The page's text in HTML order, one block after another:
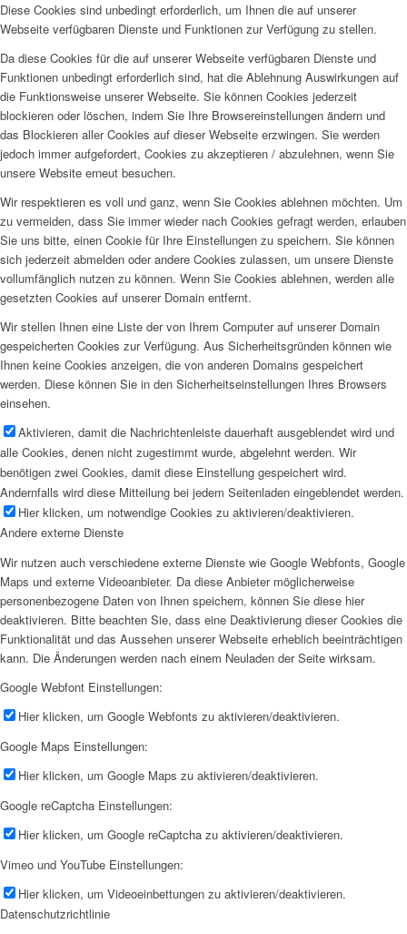
Diese Cookies sind unbedingt erforderlich, um Ihnen die auf unserer
Webseite verfügbaren Dienste und Funktionen zur Verfügung zu stellen.
Da diese Cookies für die auf unserer Webseite verfügbaren Dienste und
Funktionen unbedingt erforderlich sind, hat die Ablehnung Auswirkungen auf
die Funktionsweise unserer Webseite. Sie können Cookies jederzeit
blockieren oder löschen, indem Sie Ihre Browsereinstellungen ändern und
das Blockieren aller Cookies auf dieser Webseite erzwingen. Sie werden
jedoch immer aufgefordert, Cookies zu akzeptieren / abzulehnen, wenn Sie
unsere Website erneut besuchen.
Wir respektieren es voll und ganz, wenn Sie Cookies ablehnen möchten. Um
zu vermeiden, dass Sie immer wieder nach Cookies gefragt werden, erlauben
Sie uns bitte, einen Cookie für Ihre Einstellungen zu speichern. Sie können
sich jederzeit abmelden oder andere Cookies zulassen, um unsere Dienste
vollumfänglich nutzen zu können. Wenn Sie Cookies ablehnen, werden alle
gesetzten Cookies auf unserer Domain entfernt.
Wir stellen Ihnen eine Liste der von Ihrem Computer auf unserer Domain
gespeicherten Cookies zur Verfügung. Aus Sicherheitsgründen können wie
Ihnen keine Cookies anzeigen, die von anderen Domains gespeichert
werden. Diese können Sie in den Sicherheitseinstellungen Ihres Browsers
einsehen.
Aktivieren, damit die Nachrichtenleiste dauerhaft ausgeblendet wird und
alle Cookies, denen nicht zugestimmt wurde, abgelehnt werden. Wir
benötigen zwei Cookies, damit diese Einstellung gespeichert wird.
Andernfalls wird diese Mitteilung bei jedem Seitenladen eingeblendet werden.
Hier klicken, um notwendige Cookies zu aktivieren/deaktivieren.
Andere externe Dienste
Wir nutzen auch verschiedene externe Dienste wie Google Webfonts, Google
Maps und externe Videoanbieter. Da diese Anbieter möglicherweise
personenbezogene Daten von Ihnen speichern, können Sie diese hier
deaktivieren. Bitte beachten Sie, dass eine Deaktivierung dieser Cookies die
Funktionalität und das Aussehen unserer Webseite erheblich beeinträchtigen
kann. Die Änderungen werden nach einem Neuladen der Seite wirksam.
Google Webfont Einstellungen:
Hier klicken, um Google Webfonts zu aktivieren/deaktivieren.
Google Maps Einstellungen:
Hier klicken, um Google Maps zu aktivieren/deaktivieren.
Google reCaptcha Einstellungen:
Hier klicken, um Google reCaptcha zu aktivieren/deaktivieren.
Vimeo und YouTube Einstellungen:
Hier klicken, um Videoeinbettungen zu aktivieren/deaktivieren.
Datenschutzrichtlinie